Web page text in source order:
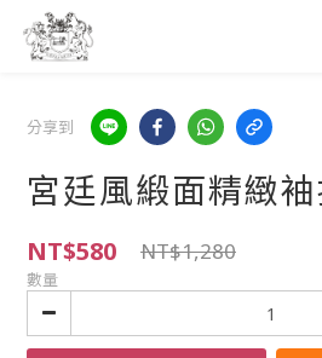
分享到
宮廷風緞面精緻
NT$580 NT$1,280
數量